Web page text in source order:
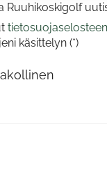
Ruuhikoskigolf
tietosuojaselosteen
käsittelyn (*)